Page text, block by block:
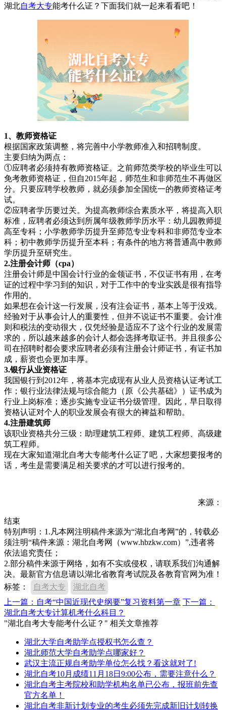
湖北自考大专能考什么证？下面我们就一起来看看吧！
1、教师资格证
根据国家政策调整，将完善中小学教师准入和招聘制度。
主要归纳为两点：
①应聘者必须持有教师资格证。之前师范类学校的毕业生可以
免考教师资格证，但自2015年起，师范生和非师范生不再做区
分。只要应聘学校教师，就必须参加全国统一的教师资格证考
试。
②应聘者学历要过关。为提高教师综合素质水平，将提高入职
标准，应聘者必须达到所属年级教师学历水平：幼儿园教师提
高至专科；小学教师学历提升至师范专业专科和非师范专业本
科；初中教师学历提升至本科；有条件的地方将普通高中教师
学历提升至研究生。
2.注册会计师（cpa）
注册会计师是中国会计行业的金领证书，不仅证书有用，在考
证的过程中学习到的知识，对于工作中的专业实践是很有指导
作用的。
如果想在会计这一行发展，没有注会证书，基本上等于没戏。
经验对于从事会计人的重要性，但并不说证书不重要。会计准
则和税法的变动很大，仅凭经验是适应不了这个行业的发展需
求的，所以越来越多的会计人都会选择考取证书。并且很多公
司在招聘时都会要求应聘者必须有注册会计师证书，有证书加
成，薪资也会更加丰厚。
3.银行从业资格证
我国银行到2012年，将基本完成现有从业人员资格认证考试工
作；银行业法律法规与综合能力（原《公共基础》）证书成为
行业上岗标准；逐步实施专业证书分级管理。因此，早日取得
资格认证对个人的职业发展会有很大的裨益和帮助。
4.注册建筑师
该职业资格共分三级：助理建筑工程师、建筑工程师、高级建
筑工程师。
现在大家知道湖北自考大专能考什么证了吧，大家想要报考的
话，考生是需要满足相关要求的才可以进行报考的。
来源：
结束
特别声明：1.凡本网注明稿件来源为“湖北自考网”的，转载必
须注明“稿件来源：湖北自考网（www.hbzkw.com）”,违者将
依法追究责任；
2.部分稿件来源于网络，如有不实或侵权，请联系我们沟通解
决。最新官方信息请以湖北省教育考试院及各教育官网为准！
标签：
自考大专
湖北自考
上一篇：自考“中国近现代史纲要”复习资料第一章 下一篇：
湖北自考大专计算机考什么科目？
"湖北自考大专能考什么证？" 相关文章推荐
湖北大学自考助学点授权书怎么查？
湖北师范大学自考助学点哪家好？
武汉主流正规自考助学单位怎么找？看这就对了!
湖北自考10月成绩11月18日9:00公布，需要注意什么？
湖北自考主考院校和助学机构名单已公布，报班前先查
官方名单！
湖北自考非新计划专业的考生必须先完成新旧计划转换